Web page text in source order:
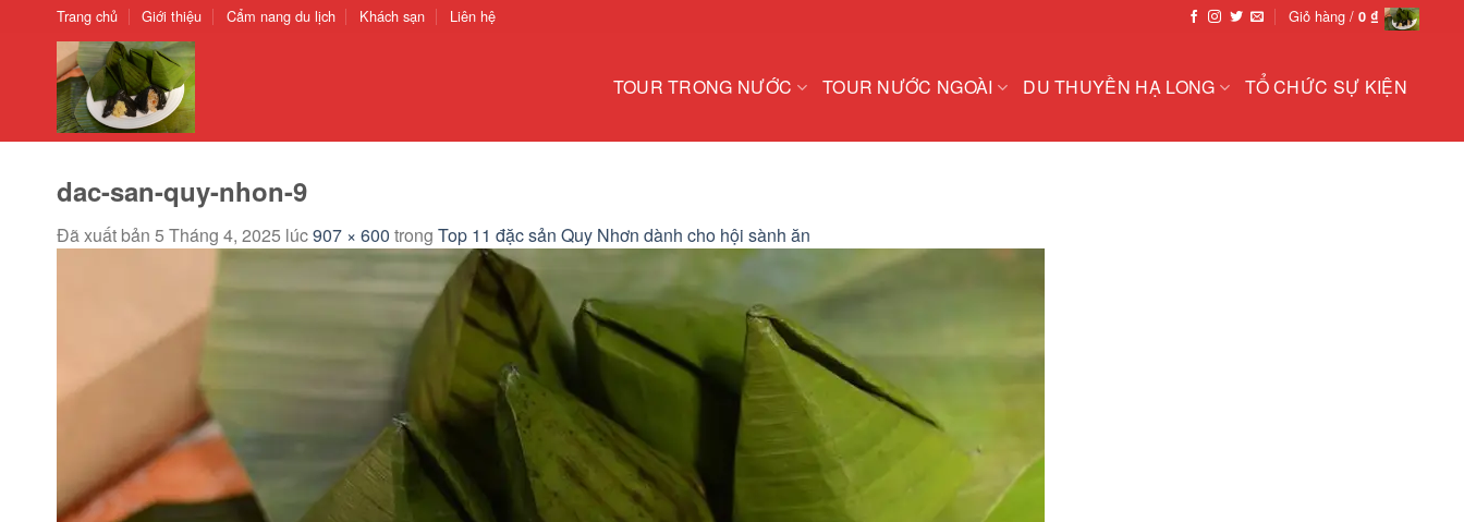
ChuyểnTrang chủ Giới thiệu Cẩm nang du lịch Khách sạn Liên hệ Giỏ hàng / 0 ₫
TOUR TRONG NƯỚC TOUR NƯỚC NGOÀI DU THUYỀN HẠ LONG TỔ CHỨC SỰ KIỆN
dac-san-quy-nhon-9
Đã xuất bản 5 Tháng 4, 2025 lúc907 × 600 trong Top 11 đặc sản Quy Nhơn dành cho hội sành ăn